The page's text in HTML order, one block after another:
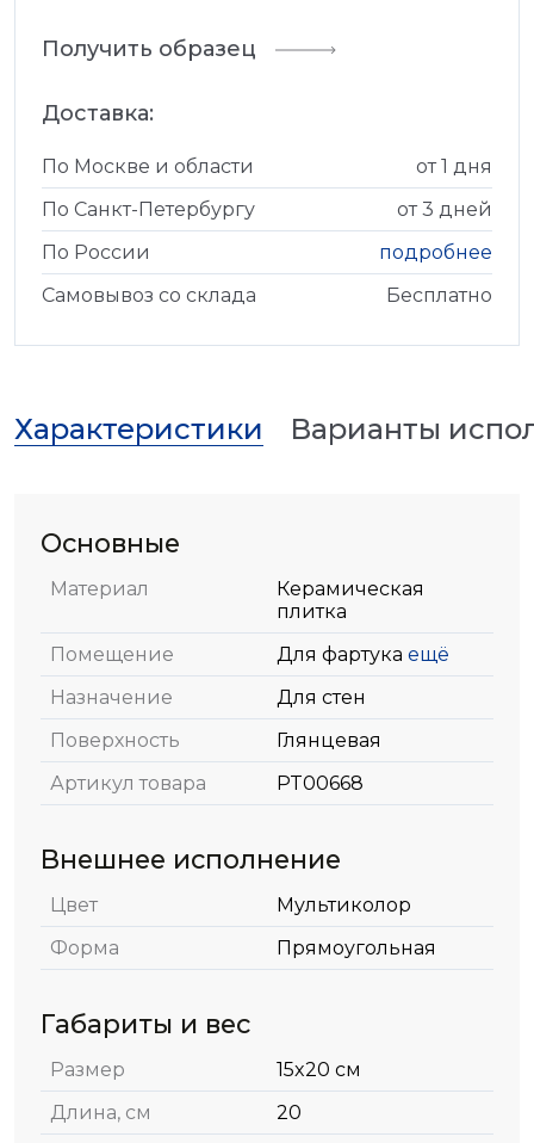
Получить образец
Доставка:
По Москве и области
от 1 дня
По Санкт-Петербургу
от 3 дней
По России
подробнее
Самовывоз со склада
Бесплатно
Характеристики Варианты
Основные
Материал
Керамическая
плитка
Помещение
Для фартука ещё
Назначение
Для стен
Поверхность
Глянцевая
Артикул товара
PT00668
Внешнее исполнение
Цвет
Мультиколор
Форма
Прямоугольная
Габариты и вес
Размер
15x20 см
Длина, см
20